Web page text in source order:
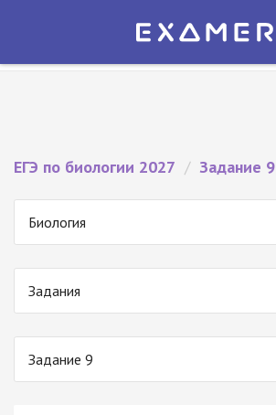
Экзамер — ЕГЭ 2027
ЕГЭ по биологии 2027 / Задание 9
Биология
Задания
Задание 9